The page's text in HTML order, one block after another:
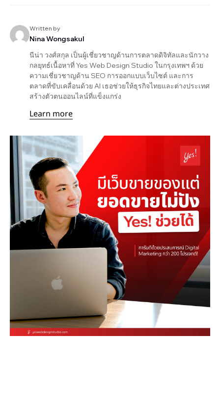
Written by
Nina Wongsakul
นีน่า วงศ์สกุล เป็นผู้เชี่ยวชาญด้านการตลาดดิจิทัลและนักวาง
กลยุทธ์เนื้อหาที่ Yes Web Design Studio ในกรุงเทพฯ ด้วย
ความเชี่ยวชาญด้าน SEO การออกแบบเว็บไซต์ และการ
ตลาดที่ขับเคลื่อนด้วย AI เธอช่วยให้ธุรกิจไทยและต่างประเทศ
สร้างตัวตนออนไลน์ที่แข็งแกร่ง
Learn more